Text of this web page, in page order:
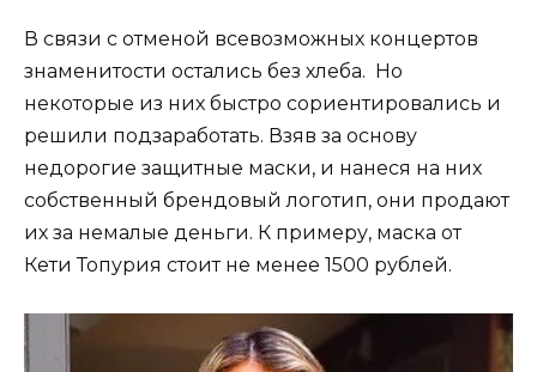
В связи с отменой всевозможных концертов
знаменитости остались без хлеба. Но
некоторые из них быстро сориентировались и
решили подзаработать. Взяв за основу
недорогие защитные маски, и нанеся на них
собственный брендовый логотип, они продают
их за немалые деньги. К примеру, маска от
Кети Топурия стоит не менее 1500 рублей.